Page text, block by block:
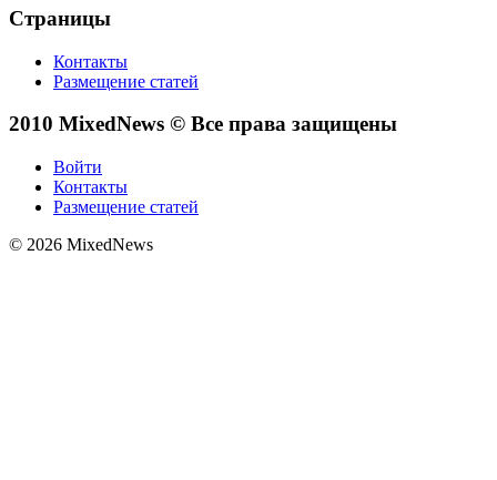
Страницы
Контакты
Размещение статей
2010 MixedNews © Все права защищены
Войти
Контакты
Размещение статей
© 2026 MixedNews